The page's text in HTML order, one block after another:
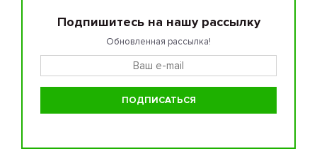
Подпишитесь на нашу рассылку
Обновленная рассылка!